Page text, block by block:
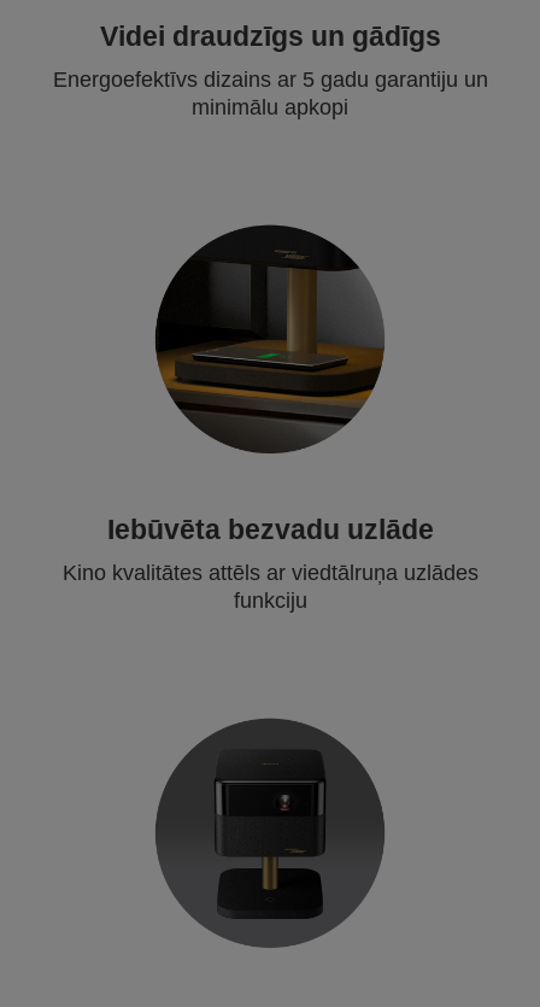
Videi draudzīgs un gādīgs
Energoefektīvs dizains ar 5 gadu garantiju un
minimālu apkopi
Iebūvēta bezvadu uzlāde
Kino kvalitātes attēls ar viedtālruņa uzlādes
funkciju